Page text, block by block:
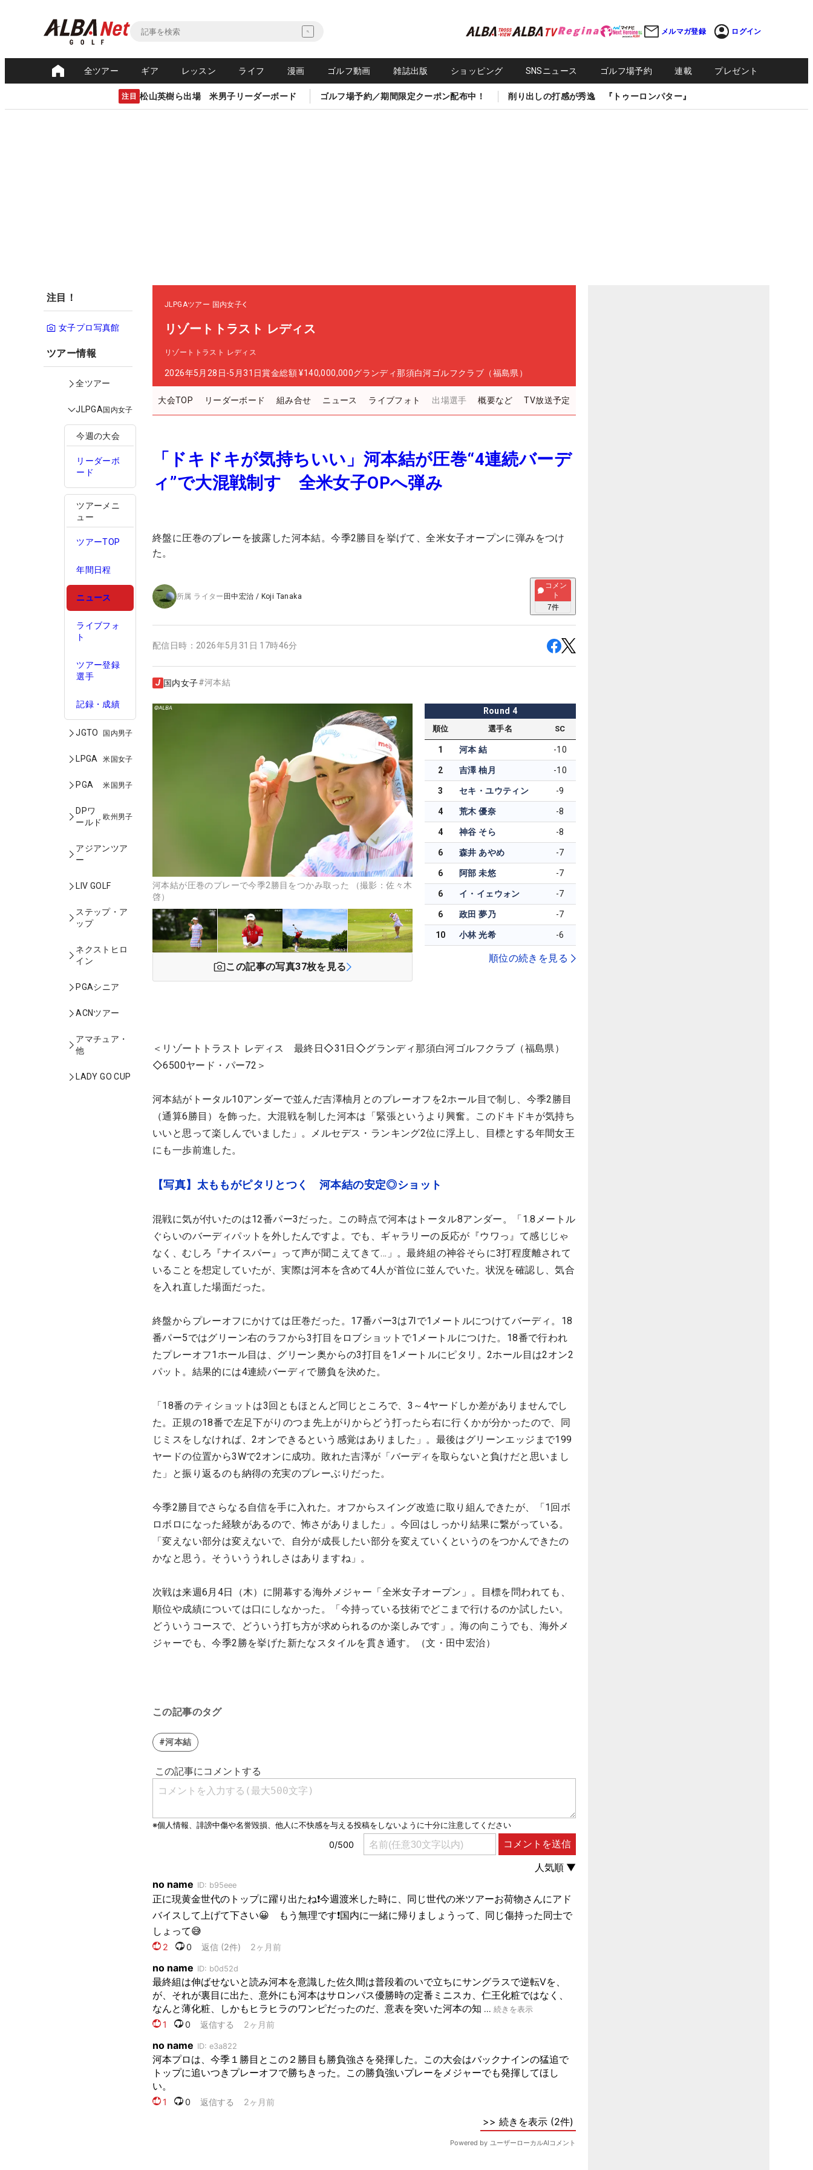
メルマガ登録 ログイン
全ツアー ギア レッスン ライフ 漫画 ゴルフ動画 雑誌出版 ショッピング SNSニュース ゴルフ場予約 連載 プレゼント
注目 松山英樹ら出場 米男子リーダーボード ゴルフ場予約／期間限定クーポン配布中！ 削り出しの打感が秀逸 『トゥーロンパター』
注目！
女子プロ写真館
ツアー情報
全ツアー
JLPGA国内女子
今週の大会
リーダーボ
ード
ツアーメニ
ュー
ツアーTOP
年間日程
ニュース
ライブフォ
ト
ツアー登録
選手
記録・成績
JGTO 国内男子
LPGA 米国女子
PGA 米国男子
DPワ
ールド
欧州男子
アジアンツア
ー
LIV GOLF
ステップ・ア
ップ
ネクストヒロ
イン
PGAシニア
ACNツアー
アマチュア・
他
LADY GO CUP
JLPGAツアー 国内女子
リゾートトラスト レディス
リゾートトラスト レディス
2026年5月28日-5月31日賞金総額 ¥140,000,000グランディ那須白河ゴルフクラブ（福島県）
大会TOP リーダーボード 組み合せ ニュース ライブフォト 出場選手 概要など TV放送予定
「ドキドキが気持ちいい」河本結が圧巻“4連続バーデ
ィ”で大混戦制す 全米女子OPへ弾み
終盤に圧巻のプレーを披露した河本結。今季2勝目を挙げて、全米女子オープンに弾みをつけ
た。
所属 ライター 田中宏治 / Koji Tanaka
コメン
ト
7件
配信日時： 2026年5月31日 17時46分
国内女子#河本結
河本結が圧巻のプレーで今季2勝目をつかみ取った （撮影：佐々木
啓）
この記事の写真37枚を見る
Round 4
順位 選手名 SC
1 河本 結 -10
2 吉澤 柚月 -10
3 セキ・ユウティン -9
4 荒木 優奈 -8
4 神谷 そら -8
6 森井 あやめ -7
6 阿部 未悠 -7
6 イ・イェウォン -7
6 政田 夢乃 -7
10 小林 光希 -6
順位の続きを見る
＜リゾートトラスト レディス 最終日◇31日◇グランディ那須白河ゴルフクラブ（福島県）
◇6500ヤード・パー72＞
河本結がトータル10アンダーで並んだ吉澤柚月とのプレーオフを2ホール目で制し、今季2勝目
（通算6勝目）を飾った。大混戦を制した河本は「緊張というより興奮。このドキドキが気持ち
いいと思って楽しんでいました」。メルセデス・ランキング2位に浮上し、目標とする年間女王
にも一歩前進した。
【写真】太ももがピタリとつく 河本結の安定◎ショット
混戦に気が付いたのは12番パー3だった。この時点で河本はトータル8アンダー。「1.8メートル
ぐらいのバーディパットを外したんですよ。でも、ギャラリーの反応が『ウワっ』て感じじゃ
なく、むしろ『ナイスパー』って声が聞こえてきて…」。最終組の神谷そらに3打程度離されて
いることを想定していたが、実際は河本を含めて4人が首位に並んでいた。状況を確認し、気合
を入れ直した場面だった。
終盤からプレーオフにかけては圧巻だった。17番パー3は7Iで1メートルにつけてバーディ。18
番パー5ではグリーン右のラフから3打目をロブショットで1メートルにつけた。18番で行われ
たプレーオフ1ホール目は、グリーン奥からの3打目を1メートルにピタリ。2ホール目は2オン2
パット。結果的には4連続バーディで勝負を決めた。
「18番のティショットは3回ともほとんど同じところで、3～4ヤードしか差がありませんでし
た。正規の18番で左足下がりのつま先上がりからどう打ったら右に行くかが分かったので、同
じミスをしなければ、2オンできるという感覚はありました」。最後はグリーンエッジまで199
ヤードの位置から3Wで2オンに成功。敗れた吉澤が「バーディを取らないと負けだと思いまし
た」と振り返るのも納得の充実のプレーぶりだった。
今季2勝目でさらなる自信を手に入れた。オフからスイング改造に取り組んできたが、「1回ボ
ロボロになった経験があるので、怖さがありました」。今回はしっかり結果に繋がっている。
「変えない部分は変えないで、自分が成長したい部分を変えていくというのをつかんできたの
かなと思う。そういううれしさはありますね」。
次戦は来週6月4日（木）に開幕する海外メジャー「全米女子オープン」。目標を問われても、
順位や成績については口にしなかった。「今持っている技術でどこまで行けるのか試したい。
どういうコースで、どういう打ち方が求められるのか楽しみです」。海の向こうでも、海外メ
ジャーでも、今季2勝を挙げた新たなスタイルを貫き通す。（文・田中宏治）
この記事のタグ
#河本結